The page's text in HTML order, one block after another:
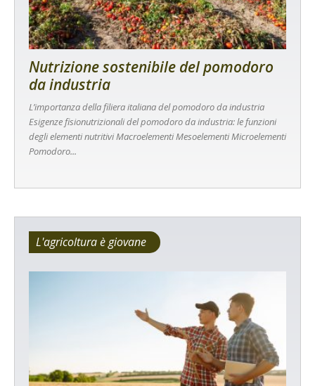
Nutrizione sostenibile del pomodoro
da industria
L’importanza della filiera italiana del pomodoro da industria
Esigenze fisionutrizionali del pomodoro da industria: le funzioni
degli elementi nutritivi Macroelementi Mesoelementi Microelementi
Pomodoro...
L'agricoltura è giovane